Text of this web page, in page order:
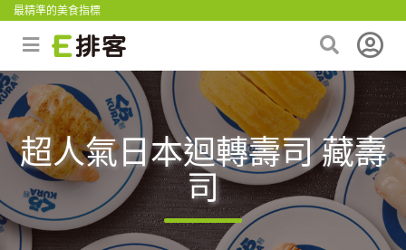
最精準的美食指標
超人氣日本迴轉壽司 藏壽
司